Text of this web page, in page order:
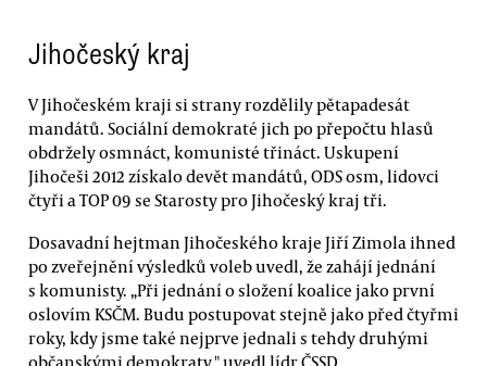
Jihočeský kraj
V Jihočeském kraji si strany rozdělily pětapadesát
mandátů. Sociální demokraté jich po přepočtu hlasů
obdržely osmnáct, komunisté třináct. Uskupení
Jihočeši 2012 získalo devět mandátů, ODS osm, lidovci
čtyři a TOP 09 se Starosty pro Jihočeský kraj tři.
Dosavadní hejtman Jihočeského kraje Jiří Zimola ihned
po zveřejnění výsledků voleb uvedl, že zahájí jednání
s komunisty. „Při jednání o složení koalice jako první
oslovím KSČM. Budu postupovat stejně jako před čtyřmi
roky, kdy jsme také nejprve jednali s tehdy druhými